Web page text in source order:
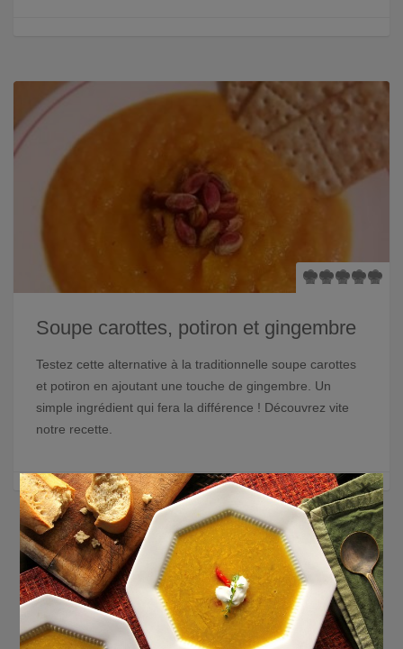
Soupe carottes, potiron et gingembre
Testez cette alternative à la traditionnelle soupe carottes
et potiron en ajoutant une touche de gingembre. Un
simple ingrédient qui fera la différence ! Découvrez vite
notre recette.
×